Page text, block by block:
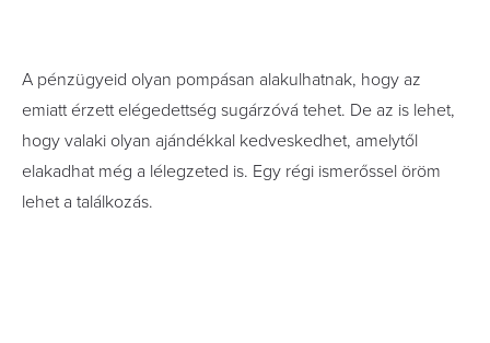
A pénzügyeid olyan pompásan alakulhatnak, hogy az
emiatt érzett elégedettség sugárzóvá tehet. De az is lehet,
hogy valaki olyan ajándékkal kedveskedhet, amelytől
elakadhat még a lélegzeted is. Egy régi ismerőssel öröm
lehet a találkozás.